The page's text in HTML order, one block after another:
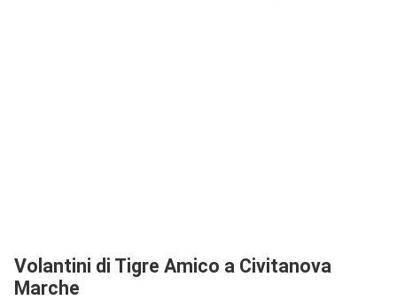
Volantini di Tigre Amico a Civitanova
Marche